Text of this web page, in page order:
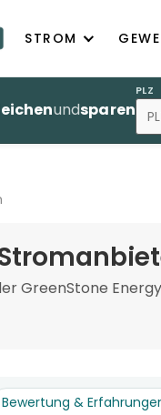
STROM
undsparen
PLZ
GreenStone
Bewertung &